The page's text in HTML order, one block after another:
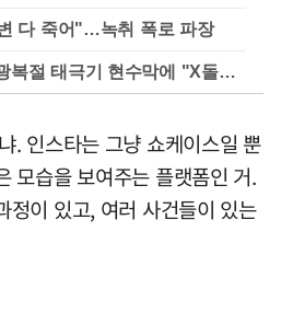
다 죽어"…녹취 폭로 파장
김희철, 거꾸로 걸린 광복절 태극기 현수막에 "X돌았네"
. 인스타는 그냥 쇼케이스일 뿐
모습을 보여주는 플랫폼인 거.
정이 있고, 여러 사건들이 있는